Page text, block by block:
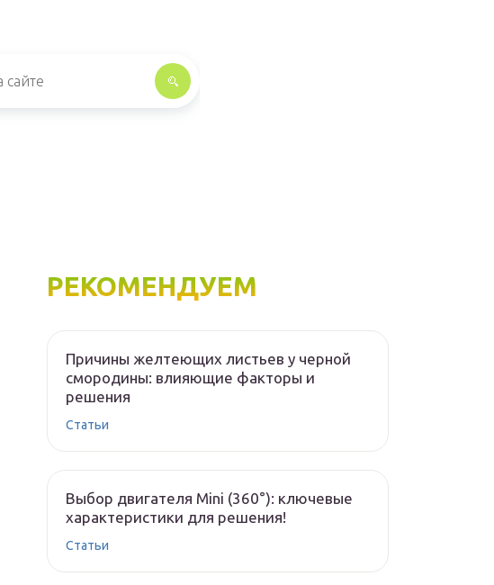
РЕКОМЕНДУЕМ
Причины желтеющих листьев у черной
смородины: влияющие факторы и
решения
Статьи
Выбор двигателя Mini (360°): ключевые
характеристики для решения!
Статьи